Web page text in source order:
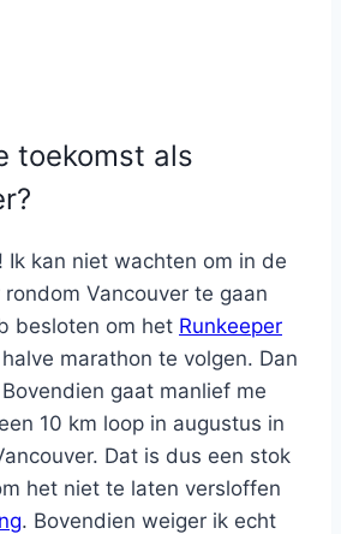
toekomst als
Ik kan niet wachten om in de
Vancouver te gaan
besloten om het Runkeeper
marathon te volgen. Dan
gaat manlief me
10 km loop in augustus in
Dat is dus een stok
het niet te laten versloffen
. Bovendien weiger ik echt